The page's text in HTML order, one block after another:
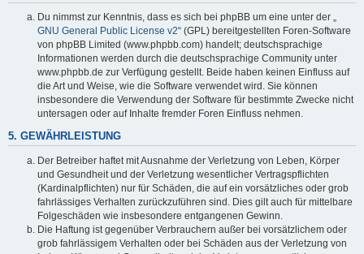
Du nimmst zur Kenntnis, dass es sich bei phpBB um eine unter der „
GNU General Public License v2“ (GPL) bereitgestellten Foren-Software
von phpBB Limited (www.phpbb.com) handelt; deutschsprachige
Informationen werden durch die deutschsprachige Community unter
www.phpbb.de zur Verfügung gestellt. Beide haben keinen Einfluss auf
die Art und Weise, wie die Software verwendet wird. Sie können
insbesondere die Verwendung der Software für bestimmte Zwecke nicht
untersagen oder auf Inhalte fremder Foren Einfluss nehmen.
5. GEWÄHRLEISTUNG
Der Betreiber haftet mit Ausnahme der Verletzung von Leben, Körper
und Gesundheit und der Verletzung wesentlicher Vertragspflichten
(Kardinalpflichten) nur für Schäden, die auf ein vorsätzliches oder grob
fahrlässiges Verhalten zurückzuführen sind. Dies gilt auch für mittelbare
Folgeschäden wie insbesondere entgangenen Gewinn.
Die Haftung ist gegenüber Verbrauchern außer bei vorsätzlichem oder
grob fahrlässigem Verhalten oder bei Schäden aus der Verletzung von